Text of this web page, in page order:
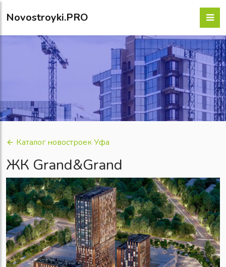
Novostroyki.PRO
Каталог новостроек Уфа
ЖК Grand&Grand